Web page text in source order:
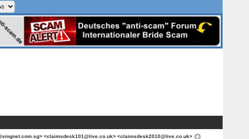
<claimsdesk101@live.co.uk> <claimsdesk2010@live.co.uk>